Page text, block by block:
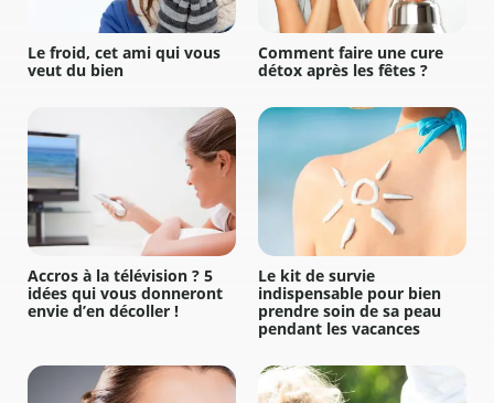
Le froid, cet ami qui vous
veut du bien
Comment faire une cure
détox après les fêtes ?
Accros à la télévision ? 5
idées qui vous donneront
envie d’en décoller !
Le kit de survie
indispensable pour bien
prendre soin de sa peau
pendant les vacances